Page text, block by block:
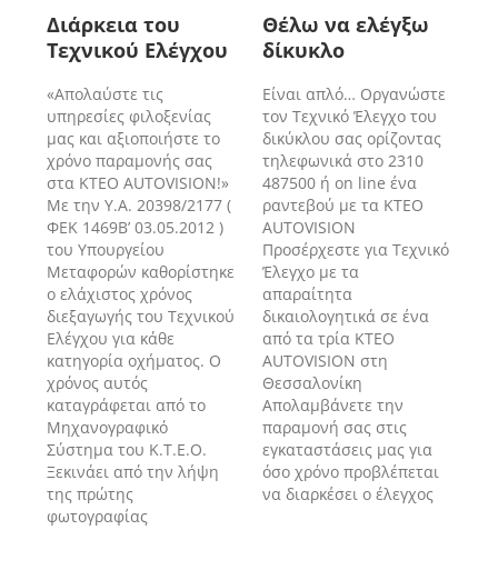
Διάρκεια του
Τεχνικού Ελέγχου
«Απολαύστε τις
υπηρεσίες φιλοξενίας
μας και αξιοποιήστε το
χρόνο παραμονής σας
στα ΚΤΕΟ AUTOVISION!»
Με την Υ.Α. 20398/2177 (
ΦΕΚ 1469Β’ 03.05.2012 )
του Υπουργείου
Μεταφορών καθορίστηκε
ο ελάχιστος χρόνος
διεξαγωγής του Τεχνικού
Ελέγχου για κάθε
κατηγορία οχήματος. Ο
χρόνος αυτός
καταγράφεται από το
Μηχανογραφικό
Σύστημα του Κ.Τ.Ε.Ο.
Ξεκινάει από την λήψη
της πρώτης
φωτογραφίας
Θέλω να ελέγξω
δίκυκλο
Είναι απλό… Οργανώστε
τον Τεχνικό Έλεγχο του
δικύκλου σας ορίζοντας
τηλεφωνικά στο 2310
487500 ή on line ένα
ραντεβού με τα ΚΤΕΟ
AUTOVISION
Προσέρχεστε για Τεχνικό
Έλεγχο με τα
απαραίτητα
δικαιολογητικά σε ένα
από τα τρία ΚΤΕΟ
AUTOVISION στη
Θεσσαλονίκη
Απολαμβάνετε την
παραμονή σας στις
εγκαταστάσεις μας για
όσο χρόνο προβλέπεται
να διαρκέσει ο έλεγχος